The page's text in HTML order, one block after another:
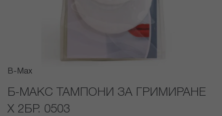
Преминете
началото
галерия
B-Max
Б-МАКС ТАМПОНИ ЗА ГРИМИРАНЕ
Х 2БР. 0503